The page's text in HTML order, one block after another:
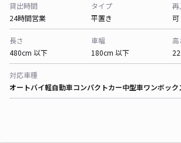
貸出時間
24時間営業
タイプ
平置き
再
可
長さ
480cm 以下
車幅
180cm 以下
高
対応車種
オートバイ軽自動車コンパクトカー中型車ワンボック